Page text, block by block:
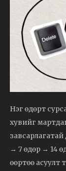
Нэг өдөрт
хувийг
→ 7 өдөр → 14
өөртөө асуулт